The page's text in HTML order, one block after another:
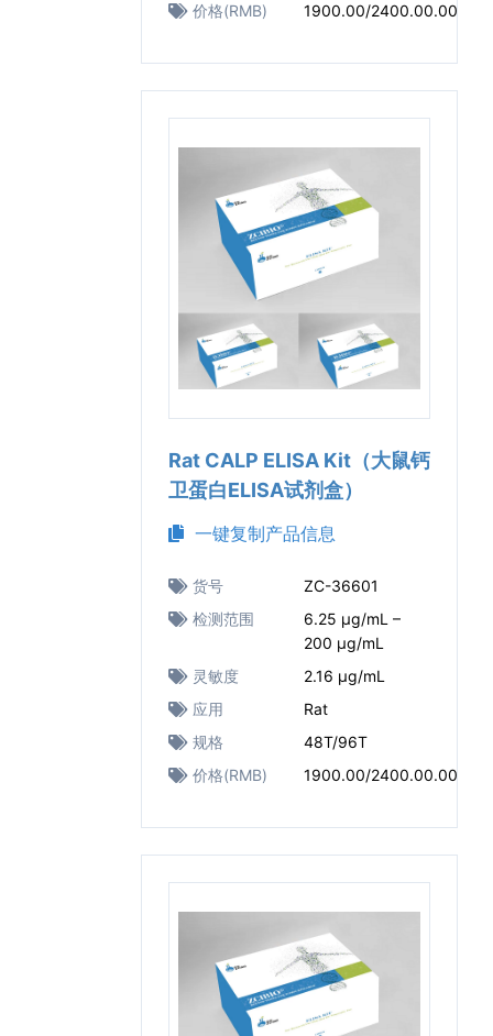
价格(RMB)
1900.00/2400.00.00
Rat CALP ELISA Kit（大鼠钙
卫蛋白ELISA试剂盒）
一键复制产品信息
货号
ZC-36601
检测范围
6.25 μg/mL –
200 μg/mL
灵敏度
2.16 μg/mL
应用
Rat
规格
48T/96T
价格(RMB)
1900.00/2400.00.00